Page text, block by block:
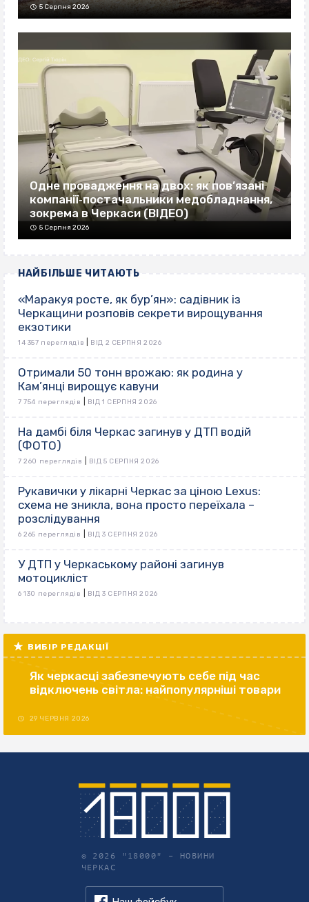
5 Серпня 2026
Одне провадження на двох: як пов’язані
компанії‐постачальники медобладнання,
зокрема в Черкаси (ВІДЕО)
5 Серпня 2026
НАЙБІЛЬШЕ ЧИТАЮТЬ
«Маракуя росте, як бур’ян»: садівник із
Черкащини розповів секрети вирощування
екзотики
14 357 переглядів ВІД 2 СЕРПНЯ 2026
Отримали 50 тонн врожаю: як родина у
Кам’янці вирощує кавуни
7 754 переглядів ВІД 1 СЕРПНЯ 2026
На дамбі біля Черкас загинув у ДТП водій
(ФОТО)
7 260 переглядів ВІД 5 СЕРПНЯ 2026
Рукавички у лікарні Черкас за ціною Lexus:
схема не зникла, вона просто переїхала –
розслідування
6 265 переглядів ВІД 3 СЕРПНЯ 2026
У ДТП у Черкаському районі загинув
мотоцикліст
6 130 переглядів ВІД 3 СЕРПНЯ 2026
ВИБІР РЕДАКЦІЇ
Як черкасці забезпечують себе під час
відключень світла: найпопулярніші товари
29 ЧЕРВНЯ 2026
© 2026 "18000" – НОВИНИ
ЧЕРКАС